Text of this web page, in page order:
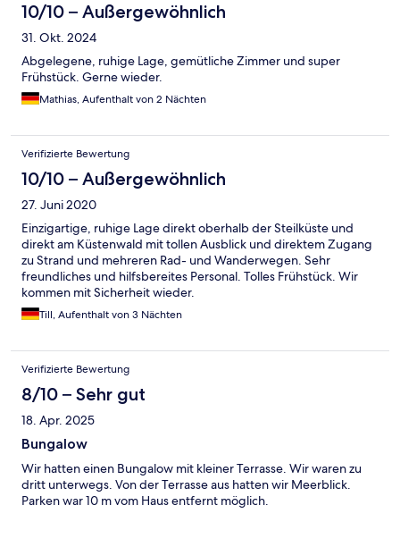
10/10 – Außergewöhnlich
31. Okt. 2024
Abgelegene, ruhige Lage, gemütliche Zimmer und super
Frühstück. Gerne wieder.
Mathias, Aufenthalt von 2 Nächten
Verifizierte Bewertung
10/10 – Außergewöhnlich
27. Juni 2020
Einzigartige, ruhige Lage direkt oberhalb der Steilküste und
direkt am Küstenwald mit tollen Ausblick und direktem Zugang
zu Strand und mehreren Rad- und Wanderwegen. Sehr
freundliches und hilfsbereites Personal. Tolles Frühstück. Wir
kommen mit Sicherheit wieder.
Till, Aufenthalt von 3 Nächten
Verifizierte Bewertung
8/10 – Sehr gut
18. Apr. 2025
Bungalow
Wir hatten einen Bungalow mit kleiner Terrasse. Wir waren zu
dritt unterwegs. Von der Terrasse aus hatten wir Meerblick.
Parken war 10 m vom Haus entfernt möglich.